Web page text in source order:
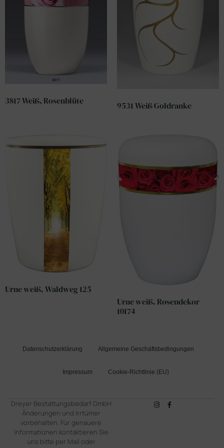
3817 Weiß, Rosenblüte 9531 Weiß Goldranke
Urne weiß, Waldweg 125
Urne weiß, Rosendekor
10174
Datenschutzerklärung Allgemeine Geschäftsbedingungen
Impressum Cookie-Richtlinie (EU)
Dreyer Bestattungsbedarf GmbH
Änderungen und Irrtümer
vorbehalten. Für genauere
Informationen kontaktieren Sie
uns bitte per Mail oder